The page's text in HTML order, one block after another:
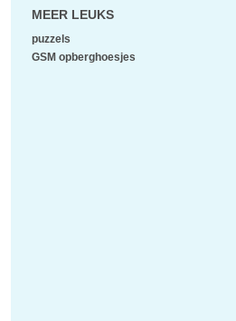
MEER LEUKS
puzzels
GSM opberghoesjes